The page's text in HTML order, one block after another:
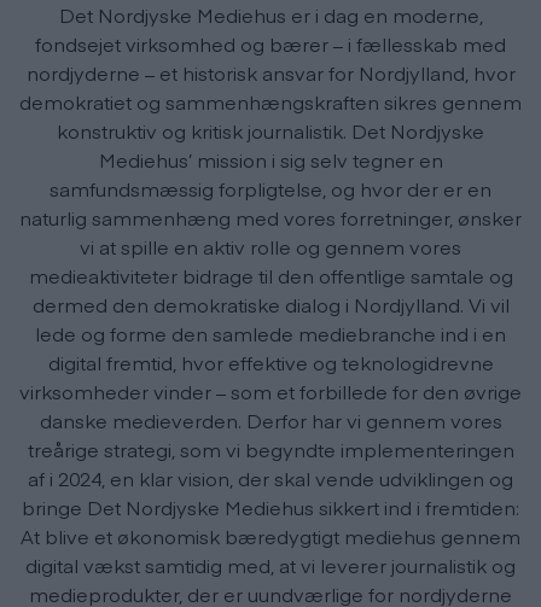
Det Nordjyske Mediehus er i dag en moderne,
fondsejet virksomhed og bærer – i fællesskab med
nordjyderne – et historisk ansvar for Nordjylland, hvor
demokratiet og sammenhængskraften sikres gennem
konstruktiv og kritisk journalistik. Det Nordjyske
Mediehus’ mission i sig selv tegner en
samfundsmæssig forpligtelse, og hvor der er en
naturlig sammenhæng med vores forretninger, ønsker
vi at spille en aktiv rolle og gennem vores
medieaktiviteter bidrage til den offentlige samtale og
dermed den demokratiske dialog i Nordjylland. Vi vil
lede og forme den samlede mediebranche ind i en
digital fremtid, hvor effektive og teknologidrevne
virksomheder vinder – som et forbillede for den øvrige
danske medieverden. Derfor har vi gennem vores
treårige strategi, som vi begyndte implementeringen
af i 2024, en klar vision, der skal vende udviklingen og
bringe Det Nordjyske Mediehus sikkert ind i fremtiden:
At blive et økonomisk bæredygtigt mediehus gennem
digital vækst samtidig med, at vi leverer journalistik og
medieprodukter, der er uundværlige for nordjyderne